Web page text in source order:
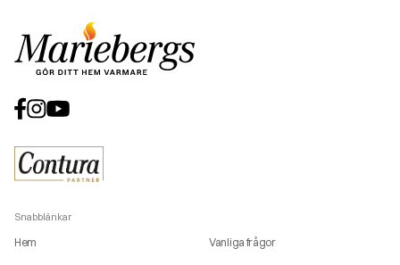
Snabblänkar
Hem Vanliga frågor